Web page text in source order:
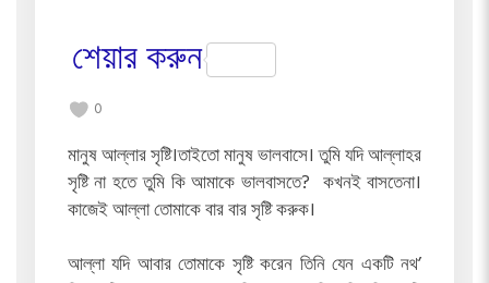
শেয়ার করুন
0
মানুষ আল্লার সৃষ্টি।তাইতো মানুষ ভালবাসে। তুমি যদি আল্লাহর
সৃষ্টি না হতে তুমি কি আমাকে ভালবাসতে? কখনই বাসতেনা।
কাজেই আল্লা তোমাকে বার বার সৃষ্টি করুক।
আল্লা যদি আবার তোমাকে সৃষ্টি করেন তিনি যেন একটি নথ’